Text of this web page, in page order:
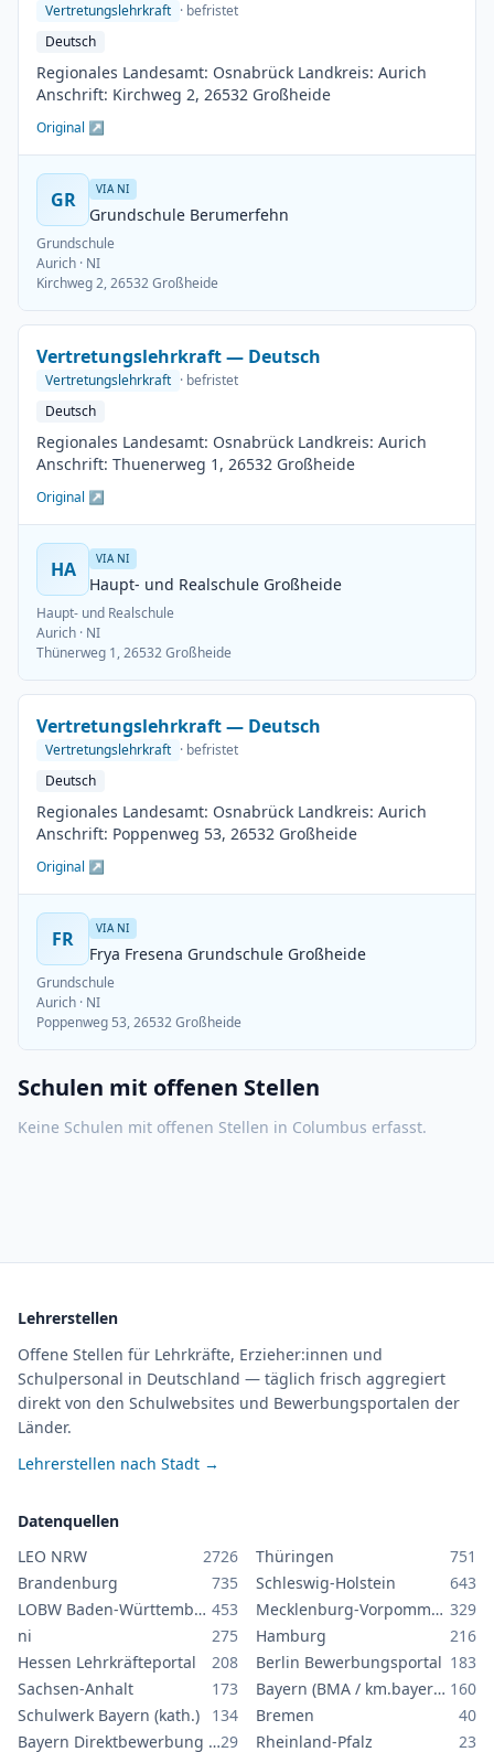
Vertretungslehrkraft · befristet
Deutsch
Regionales Landesamt: Osnabrück Landkreis: Aurich
Anschrift: Kirchweg 2, 26532 Großheide
Original ↗
GR VIA NI
Grundschule Berumerfehn
Grundschule
Aurich · NI
Kirchweg 2, 26532 Großheide
Vertretungslehrkraft — Deutsch
Vertretungslehrkraft · befristet
Deutsch
Regionales Landesamt: Osnabrück Landkreis: Aurich
Anschrift: Thuenerweg 1, 26532 Großheide
Original ↗
HA VIA NI
Haupt- und Realschule Großheide
Haupt- und Realschule
Aurich · NI
Thünerweg 1, 26532 Großheide
Vertretungslehrkraft — Deutsch
Vertretungslehrkraft · befristet
Deutsch
Regionales Landesamt: Osnabrück Landkreis: Aurich
Anschrift: Poppenweg 53, 26532 Großheide
Original ↗
FR VIA NI
Frya Fresena Grundschule Großheide
Grundschule
Aurich · NI
Poppenweg 53, 26532 Großheide
Schulen mit offenen Stellen
Keine Schulen mit offenen Stellen in Columbus erfasst.
Lehrerstellen
Offene Stellen für Lehrkräfte, Erzieher:innen und
Schulpersonal in Deutschland — täglich frisch aggregiert
direkt von den Schulwebsites und Bewerbungsportalen der
Länder.
Lehrerstellen nach Stadt →
Datenquellen
LEO NRW
2726 Thüringen
751
Brandenburg
735 Schleswig-Holstein
643
LOBW Baden-Württemberg 453 Mecklenburg-Vorpommern 329
ni
275 Hamburg
216
Hessen Lehrkräfteportal
208 Berlin Bewerbungsportal 183
Sachsen-Anhalt
173 Bayern (BMA / km.bayern.de) 160
Schulwerk Bayern (kath.)
134 Bremen
40
Bayern Direktbewerbung GS/MS29 Rheinland-Pfalz 23